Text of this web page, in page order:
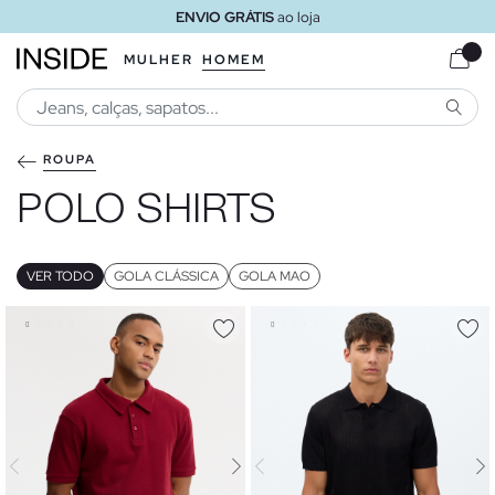
ENVIO GRÁTISao loja
MULHER HOMEM
ROUPA
POLO SHIRTS
VER TODO GOLA CLÁSSICA GOLA MAO